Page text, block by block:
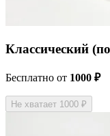
Классический
Бесплатно от 1000 ₽
Не хватает 1000 ₽